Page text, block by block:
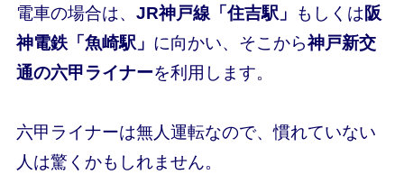
電車の場合は、 JR神戸線「住吉駅」 もしくは阪
神電鉄「魚崎駅」 に向かい、そこから神戸新交
通の六甲ライナーを利用します。
六甲ライナーは無人運転なので、慣れていない
人は驚くかもしれません。